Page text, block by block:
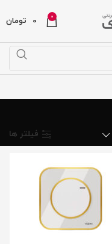
0
0 تومان
فیلتر ها